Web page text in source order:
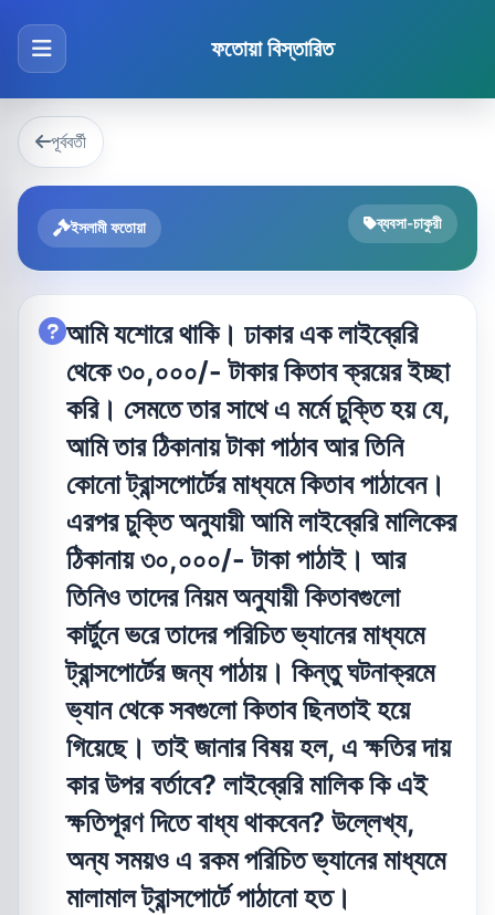
ফতোয়া বিস্তারিত
পূর্ববর্তী
ইসলামী ফতোয়া ব্যবসা-চাকুরী
আমি যশোরে থাকি। ঢাকার এক লাইব্রেরি
থেকে ৩০,০০০/- টাকার কিতাব ক্রয়ের ইচ্ছা
করি। সেমতে তার সাথে এ মর্মে চুক্তি হয় যে,
আমি তার ঠিকানায় টাকা পাঠাব আর তিনি
কোনো ট্রান্সপোর্টের মাধ্যমে কিতাব পাঠাবেন।
এরপর চুক্তি অনুযায়ী আমি লাইব্রেরি মালিকের
ঠিকানায় ৩০,০০০/- টাকা পাঠাই। আর
তিনিও তাদের নিয়ম অনুযায়ী কিতাবগুলো
কার্টুনে ভরে তাদের পরিচিত ভ্যানের মাধ্যমে
ট্রান্সপোর্টের জন্য পাঠায়। কিন্তু ঘটনাক্রমে
ভ্যান থেকে সবগুলো কিতাব ছিনতাই হয়ে
গিয়েছে। তাই জানার বিষয় হল, এ ক্ষতির দায়
কার উপর বর্তাবে? লাইব্রেরি মালিক কি এই
ক্ষতিপূরণ দিতে বাধ্য থাকবেন? উল্লেখ্য,
অন্য সময়ও এ রকম পরিচিত ভ্যানের মাধ্যমে
মালামাল ট্রান্সপোর্টে পাঠানো হত।